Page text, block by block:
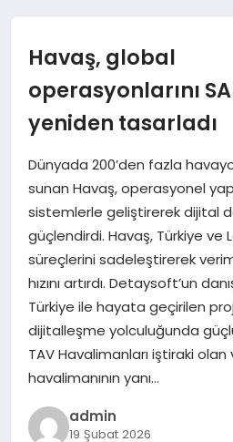
TEKNOLOJI
EĞITIM
MAGAZIN
YAŞAM
OTOMOBIL
Havaş, global
operasyonlarını
yeniden tasarladı
Dünyada 200’den fazla
sunan Havaş, operasyonel
sistemlerle geliştirerek dijital
güçlendirdi. Havaş, Türkiye ve
süreçlerini sadeleştirerek
hızını artırdı. Detaysoft’un
Türkiye ile hayata geçirilen
dijitalleşme yolculuğunda
TAV Havalimanları iştiraki olan
havalimanının yanı…
admin
19 Şubat 2026